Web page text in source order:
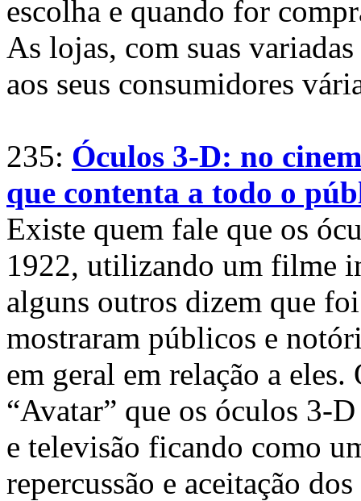
escolha e quando for
As lojas, com suas
aos seus consumidores
235: Óculos 3-D: no
que contenta a todo o
Existe quem fale que os
1922, utilizando um filme
alguns outros dizem que
mostraram públicos e
em geral em relação a
“Avatar” que os óculos 3-
e televisão ficando como
repercussão e aceitação